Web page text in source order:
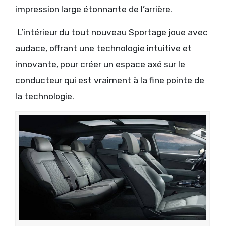
impression large étonnante de l’arrière.
L’intérieur du tout nouveau Sportage joue avec
audace, offrant une technologie intuitive et
innovante, pour créer un espace axé sur le
conducteur qui est vraiment à la fine pointe de
la technologie.